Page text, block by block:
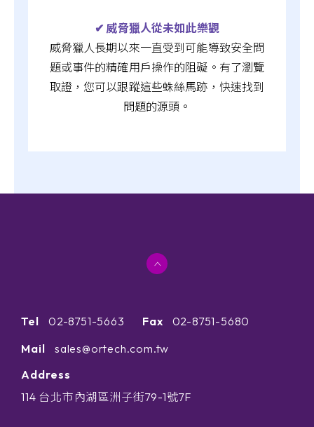
✔︎ 威脅獵人從未如此樂觀
威脅獵人長期以來一直受到可能導致安全問
題或事件的精確用戶操作的阻礙。有了瀏覽
取證，您可以跟蹤這些蛛絲馬跡，快速找到
問題的源頭。
Tel 02-8751-5663 Fax
02-8751-5680
Mail
sales@ortech.com.tw
Address
114 台北市內湖區洲子街79-1號7F